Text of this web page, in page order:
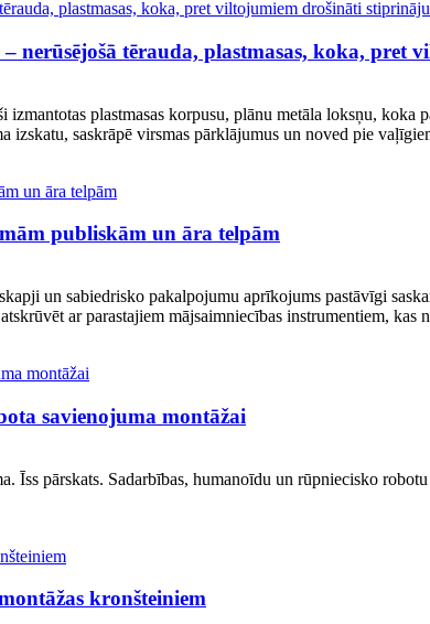
nerūsējošā tērauda, ​​plastmasas, koka, pret
izmantotas plastmasas korpusu, plānu metāla loksņu,
izskatu, saskrāpē virsmas pārklājumus un noved pie
publiskām un āra telpām
un sabiedrisko pakalpojumu aprīkojums pastāvīgi
ar parastajiem mājsaimniecības instrumentiem, kas
savienojuma montāžai
Īss pārskats. Sadarbības, humanoīdu un rūpniecisko
kronšteiniem